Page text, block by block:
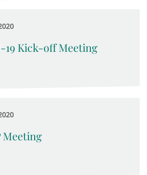
19 Kick-off Meeting
Meeting